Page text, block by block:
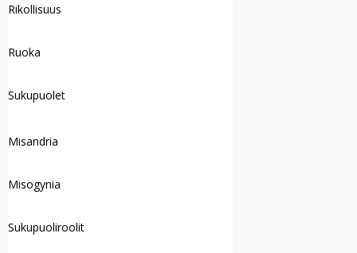
Rikollisuus
Ruoka
Sukupuolet
Misandria
Misogynia
Sukupuoliroolit